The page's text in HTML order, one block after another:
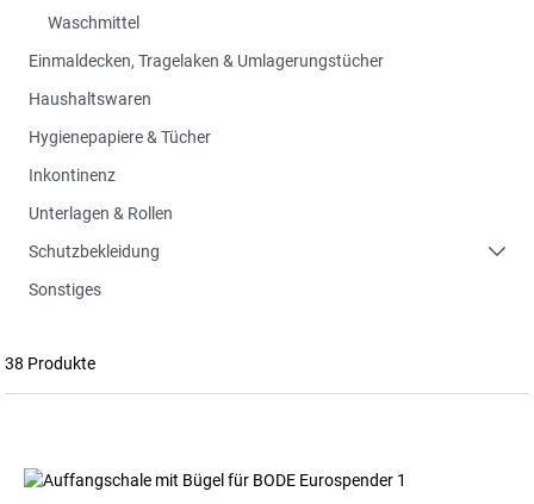
Waschmittel
Einmaldecken, Tragelaken & Umlagerungstücher
Haushaltswaren
Hygienepapiere & Tücher
Inkontinenz
Unterlagen & Rollen
Schutzbekleidung
Sonstiges
38 Produkte